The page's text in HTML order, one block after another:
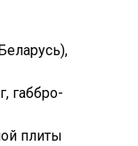
габбро-
плиты